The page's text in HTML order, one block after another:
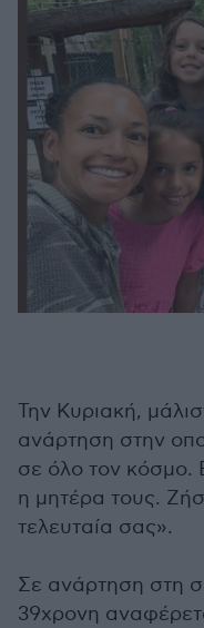
Την Κυριακή,
ανάρτηση στην
σε όλο τον κόσμο.
η μητέρα τους.
τελευταία σας».
Σε ανάρτηση στη
39χρονη